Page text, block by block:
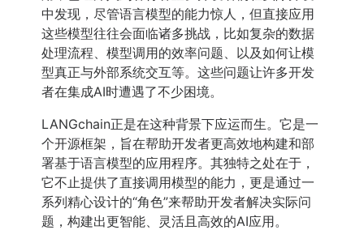
中发现，尽管语言模型的能力惊人，但直接应用
这些模型往往会面临诸多挑战，比如复杂的数据
处理流程、模型调用的效率问题、以及如何让模
型真正与外部系统交互等。这些问题让许多开发
者在集成AI时遭遇了不少困境。
LANGchain正是在这种背景下应运而生。它是一
个开源框架，旨在帮助开发者更高效地构建和部
署基于语言模型的应用程序。其独特之处在于，
它不止提供了直接调用模型的能力，更是通过一
系列精心设计的“角色”来帮助开发者解决实际问
题，构建出更智能、灵活且高效的AI应用。